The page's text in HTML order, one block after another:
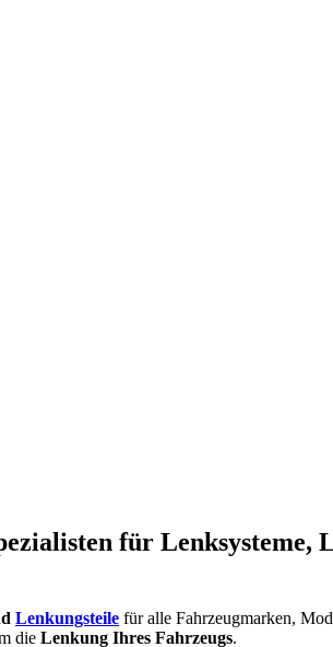
für Lenksysteme,
Lenkungsteile für alle Fahrzeugmarken,
die Lenkung Ihres Fahrzeugs.